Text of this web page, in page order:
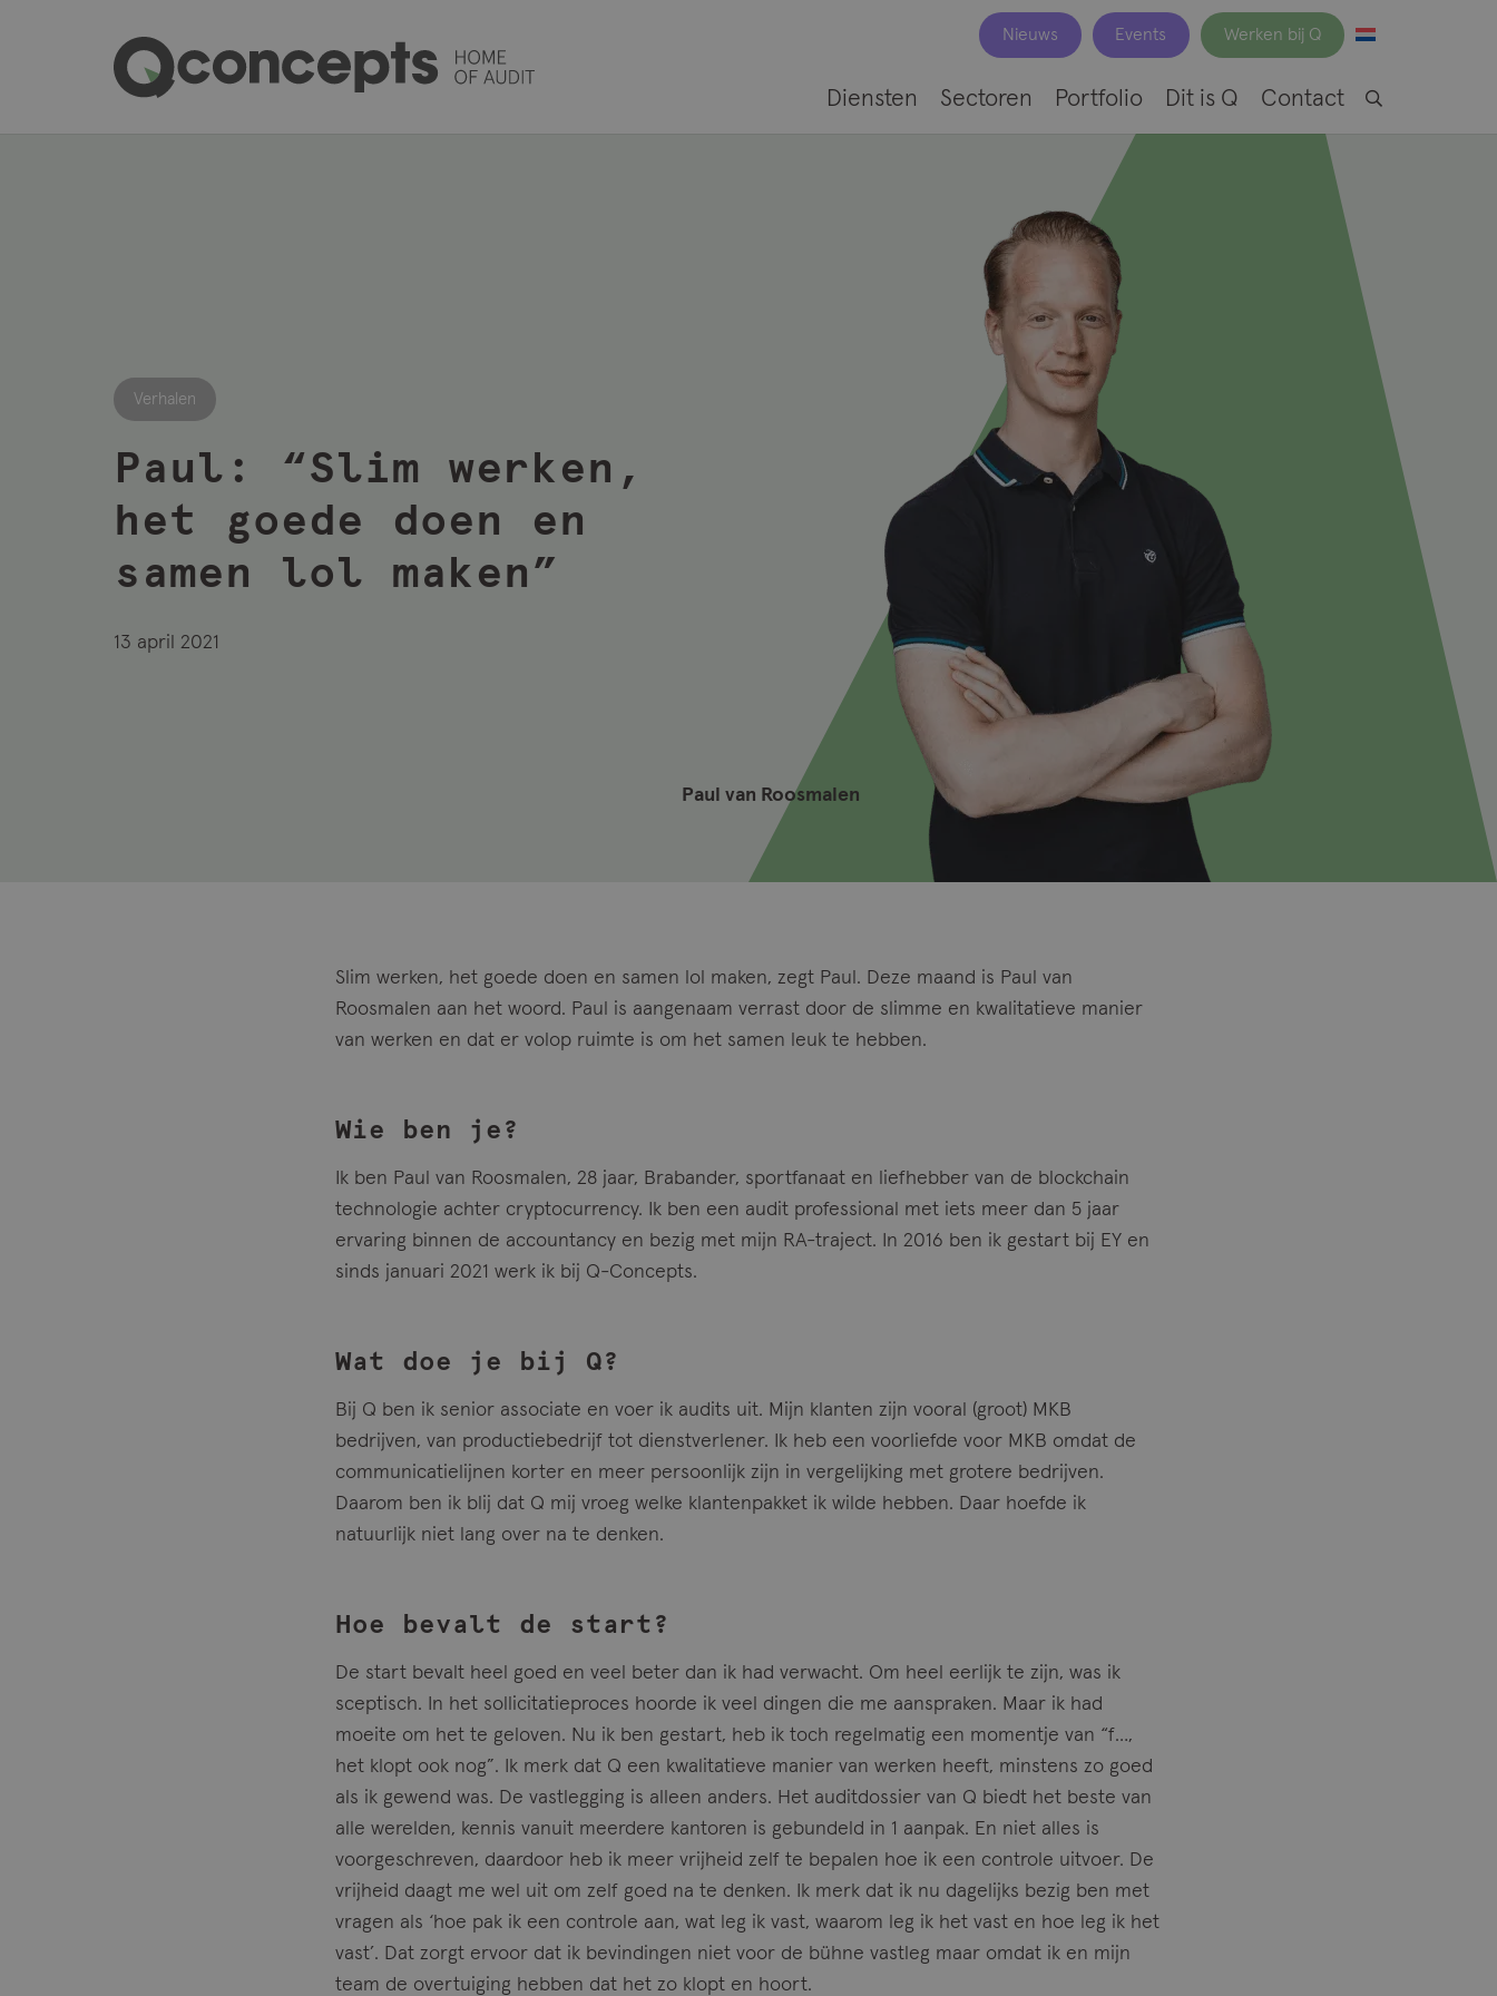
Nieuws Events Werken bij Q
Diensten Sectoren Portfolio Dit is Q Contact
Verhalen
Paul: “Slim werken,
het goede doen en
samen lol maken”
13 april 2021
Paul van Roosmalen
Slim werken, het goede doen en samen lol maken, zegt Paul. Deze maand is Paul van
Roosmalen aan het woord. Paul is aangenaam verrast door de slimme en kwalitatieve manier
van werken en dat er volop ruimte is om het samen leuk te hebben.
Wie ben je?
Ik ben Paul van Roosmalen, 28 jaar, Brabander, sportfanaat en liefhebber van de blockchain
technologie achter cryptocurrency. Ik ben een audit professional met iets meer dan 5 jaar
ervaring binnen de accountancy en bezig met mijn RA-traject. In 2016 ben ik gestart bij EY en
sinds januari 2021 werk ik bij Q-Concepts.
Wat doe je bij Q?
Bij Q ben ik senior associate en voer ik audits uit. Mijn klanten zijn vooral (groot) MKB
bedrijven, van productiebedrijf tot dienstverlener. Ik heb een voorliefde voor MKB omdat de
communicatielijnen korter en meer persoonlijk zijn in vergelijking met grotere bedrijven.
Daarom ben ik blij dat Q mij vroeg welke klantenpakket ik wilde hebben. Daar hoefde ik
natuurlijk niet lang over na te denken.
Hoe bevalt de start?
De start bevalt heel goed en veel beter dan ik had verwacht. Om heel eerlijk te zijn, was ik
sceptisch. In het sollicitatieproces hoorde ik veel dingen die me aanspraken. Maar ik had
moeite om het te geloven. Nu ik ben gestart, heb ik toch regelmatig een momentje van “f…,
het klopt ook nog”. Ik merk dat Q een kwalitatieve manier van werken heeft, minstens zo goed
als ik gewend was. De vastlegging is alleen anders. Het auditdossier van Q biedt het beste van
alle werelden, kennis vanuit meerdere kantoren is gebundeld in 1 aanpak. En niet alles is
voorgeschreven, daardoor heb ik meer vrijheid zelf te bepalen hoe ik een controle uitvoer. De
vrijheid daagt me wel uit om zelf goed na te denken. Ik merk dat ik nu dagelijks bezig ben met
vragen als ‘hoe pak ik een controle aan, wat leg ik vast, waarom leg ik het vast en hoe leg ik het
vast’. Dat zorgt ervoor dat ik bevindingen niet voor de bühne vastleg maar omdat ik en mijn
team de overtuiging hebben dat het zo klopt en hoort.